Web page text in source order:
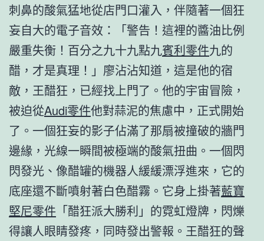
刺鼻的酸氣猛地從店門口灌入，伴隨著一個狂
妄自大的電子音效：「警告！這裡的醬油比例
嚴重失衡！百分之九十九點九賓利零件九的
醋，才是真理！」廖沾沾知道，這是他的宿
敵，王醋狂，已經找上門了。他的宇宙冒險，
被迫從Audi零件他對蒜泥的焦慮中，正式開始
了。一個狂妄的影子佔滿了那扇被撞破的牆門
邊緣，光線一瞬間被極端的酸氣扭曲。一個閃
閃發光、像醋罐的機器人緩緩漂浮進來，它的
底座還不斷噴射著白色醋霧。它身上掛著藍寶
堅尼零件 「醋狂派大勝利」的霓虹燈牌，閃爍
得讓人眼睛發疼，同時發出警報。王醋狂的聲